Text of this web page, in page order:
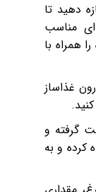
دهید تا
ای مناسب
همراه با
غذاساز
گرفته و
کرده و به